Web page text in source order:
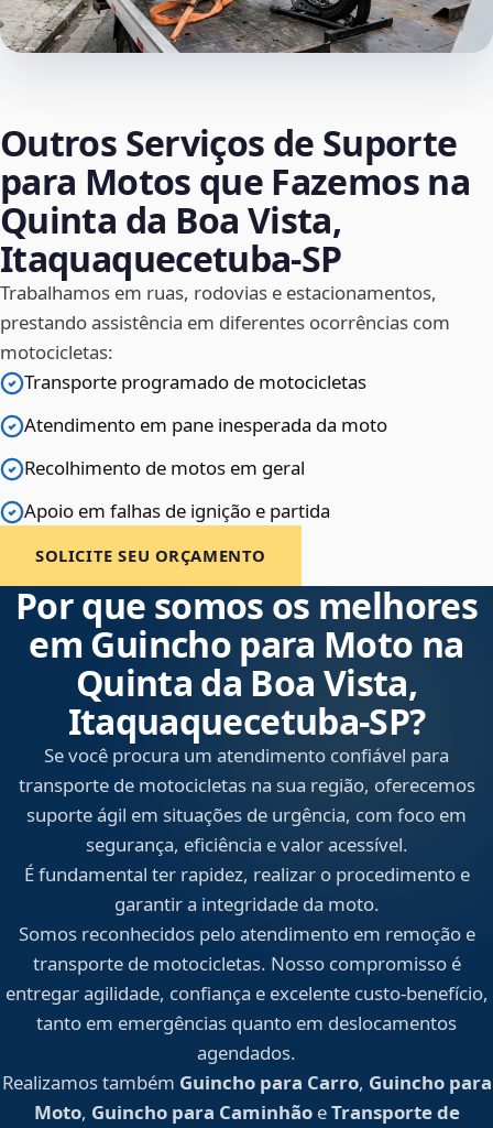
Outros Serviços de Suporte
para Motos que Fazemos na
Quinta da Boa Vista,
Itaquaquecetuba‑SP
Trabalhamos em ruas, rodovias e estacionamentos,
prestando assistência em diferentes ocorrências com
motocicletas:
Transporte programado de motocicletas
Atendimento em pane inesperada da moto
Recolhimento de motos em geral
Apoio em falhas de ignição e partida
SOLICITE SEU ORÇAMENTO
Por que somos os melhores
em Guincho para Moto na
Quinta da Boa Vista,
Itaquaquecetuba‑SP?
Se você procura um atendimento confiável para
transporte de motocicletas na sua região, oferecemos
suporte ágil em situações de urgência, com foco em
segurança, eficiência e valor acessível.
É fundamental ter rapidez, realizar o procedimento e
garantir a integridade da moto.
Somos reconhecidos pelo atendimento em remoção e
transporte de motocicletas. Nosso compromisso é
entregar agilidade, confiança e excelente custo-benefício,
tanto em emergências quanto em deslocamentos
agendados.
Realizamos também Guincho para Carro, Guincho para
Moto, Guincho para CaminhãoeTransporte de